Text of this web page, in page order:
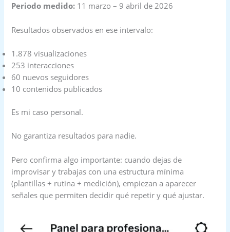
Periodo medido: 11 marzo – 9 abril de 2026
Resultados observados en ese intervalo:
1.878 visualizaciones
253 interacciones
60 nuevos seguidores
10 contenidos publicados
Es mi caso personal.
No garantiza resultados para nadie.
Pero confirma algo importante: cuando dejas de
improvisar y trabajas con una estructura mínima
(plantillas + rutina + medición), empiezan a aparecer
señales que permiten decidir qué repetir y qué ajustar.